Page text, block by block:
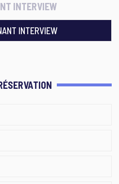
INTERVIEW
INTERVIEW